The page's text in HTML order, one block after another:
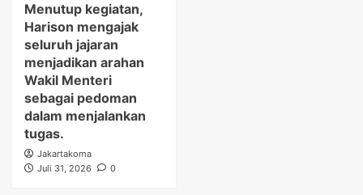
Menutup kegiatan,
Harison mengajak
seluruh jajaran
menjadikan arahan
Wakil Menteri
sebagai pedoman
dalam menjalankan
tugas.
Jakartakoma
Juli 31, 2026
0